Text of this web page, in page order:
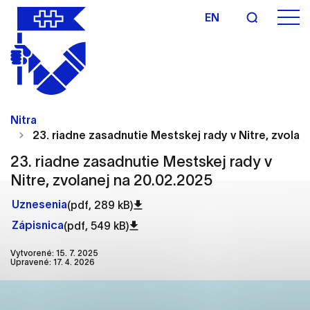
EN
Nitra
23. riadne zasadnutie Mestskej rady v Nitre,
23. riadne zasadnutie Mestskej rady v
Nitre, zvolanej na 20.02.2025
Uznesenia(pdf, 289 kB)
Zápisnica(pdf, 549 kB)
Vytvorené: 15. 7. 2025
Upravené: 17. 4. 2026
Nastavenie cookies
stránky môžu ukladať informácie o vašej aktivite a
preferenciách. Používajú sa napríklad k tomu, aby
si webový prehliadač zapamätoval Vaše
prihlásenie alebo aby sa uložila Vaša voľba v tomto
okne.
Vyberte úroveň cookies, ktorú chcete povoliť
Technické cookies